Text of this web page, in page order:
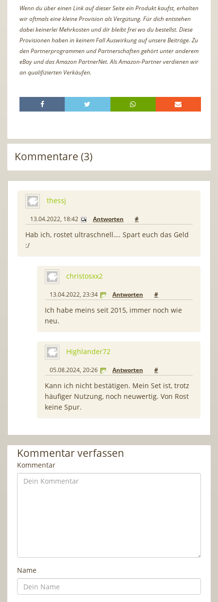
Wenn du über einen Link auf dieser Seite ein Produkt kaufst, erhalten
wir oftmals eine kleine Provision als Vergütung. Für dich entstehen
dabei keinerlei Mehrkosten und dir bleibt frei wo du bestellst. Diese
Provisionen haben in keinem Fall Auswirkung auf unsere Beiträge. Zu
den Partnerprogrammen und Partnerschaften gehört unter anderem
eBay und das Amazon PartnerNet. Als Amazon-Partner verdienen wir
an qualifizierten Verkäufen.
Kommentare (3)
thessj
13.04.2022, 18:42 Antworten #
Hab ich, rostet ultraschnell…. Spart euch das Geld
:/
christosxx2
13.04.2022, 23:34 Antworten #
Ich habe meins seit 2015, immer noch wie
neu.
Highlander72
05.08.2024, 20:26 Antworten #
Kann ich nicht bestätigen. Mein Set ist, trotz
häufiger Nutzung, noch neuwertig. Von Rost
keine Spur.
Kommentar verfassen
Kommentar
Name